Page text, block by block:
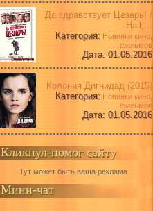
Да здравствует Цезарь! /
Hail,...
Категория: Новинки кино,
фильмов
Дата: 01.05.2016
Колония Дигнидад (2015)
Категория: Новинки кино,
фильмов
Дата: 01.05.2016
Кликнул-помог сайту
Тут может быть ваша реклама
Мини-чат